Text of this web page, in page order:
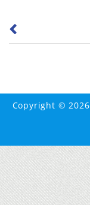
Copyright ©